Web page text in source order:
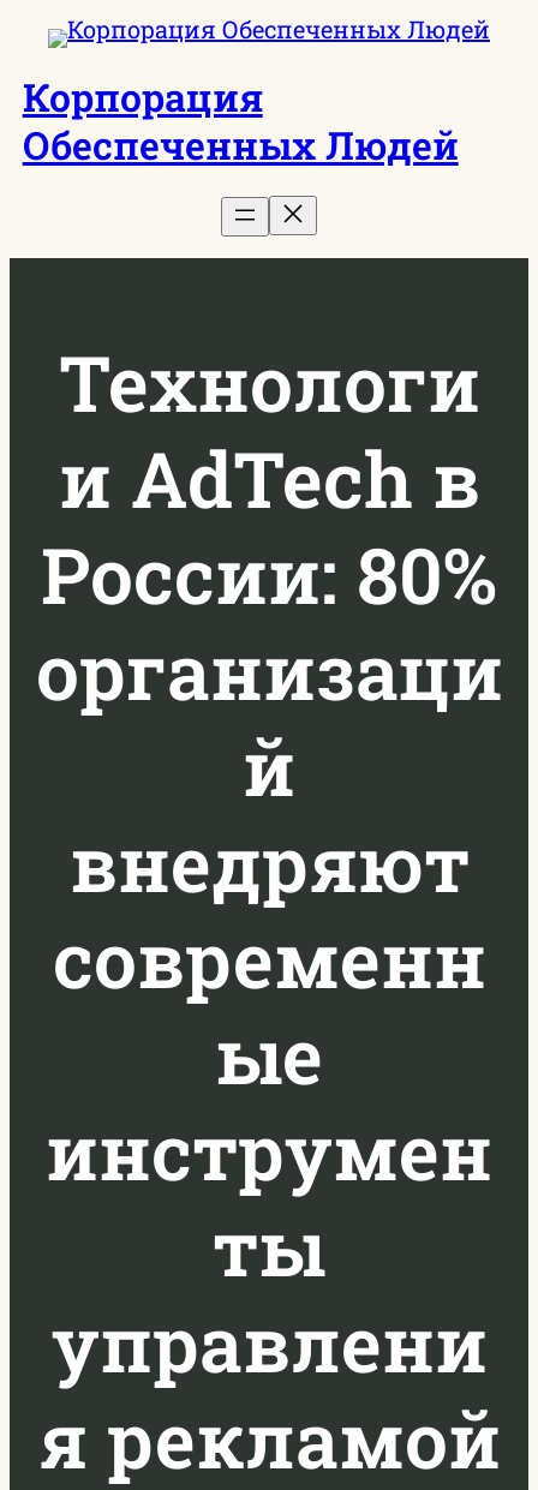
Перейти
содержимому
Корпорация
Обеспеченных Людей
Технологи
и AdTech в
России: 80%
организаци
й
внедряют
современн
ые
инструмен
ты
управлени
я рекламой